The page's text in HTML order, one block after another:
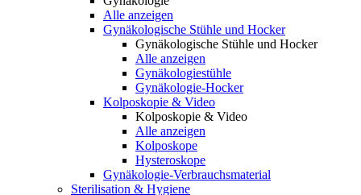
Alle anzeigen
Gynäkologische Stühle und Hocker
Gynäkologische Stühle und Hocker
Alle anzeigen
Gynäkologiestühle
Gynäkologie-Hocker
Kolposkopie & Video
Kolposkopie & Video
Alle anzeigen
Kolposkope
Hysteroskope
Gynäkologie-Verbrauchsmaterial
Sterilisation & Hygiene